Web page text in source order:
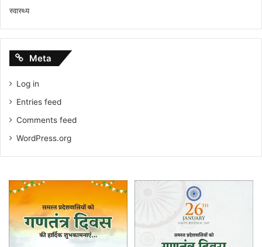
स्वास्थ्य
Meta
Log in
Entries feed
Comments feed
WordPress.org